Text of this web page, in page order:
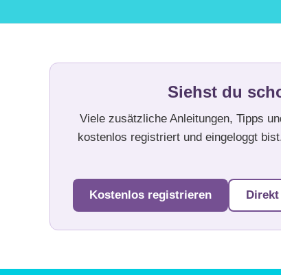
Siehst du
Viele zusätzliche Anleitungen, Tipps
kostenlos registriert und eingeloggt
Kostenlos registrieren